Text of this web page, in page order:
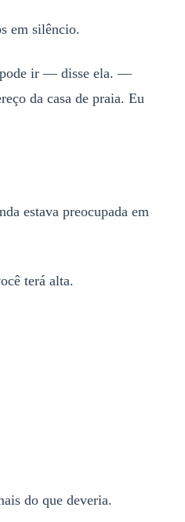
em silêncio.
ir — disse ela. —
da casa de praia. Eu
estava preocupada em
terá alta.
do que deveria.